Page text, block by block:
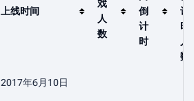
上线时间
戏
人
数
倒
计
时
计
时
人
数
2017年6月10日